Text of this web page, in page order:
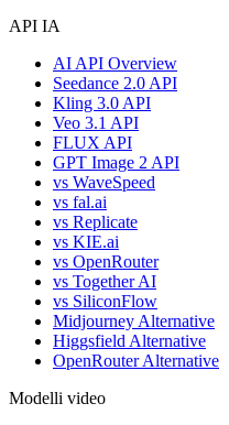
API IA
AI API Overview
Seedance 2.0 API
Kling 3.0 API
Veo 3.1 API
FLUX API
GPT Image 2 API
vs WaveSpeed
vs fal.ai
vs Replicate
vs KIE.ai
vs OpenRouter
vs Together AI
vs SiliconFlow
Midjourney Alternative
Higgsfield Alternative
OpenRouter Alternative
Modelli video